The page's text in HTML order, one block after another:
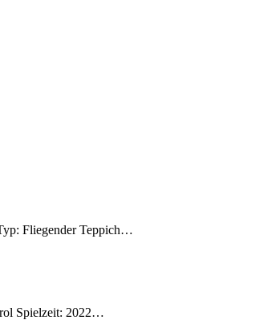
Fliegender Teppich…
Spielzeit: 2022…